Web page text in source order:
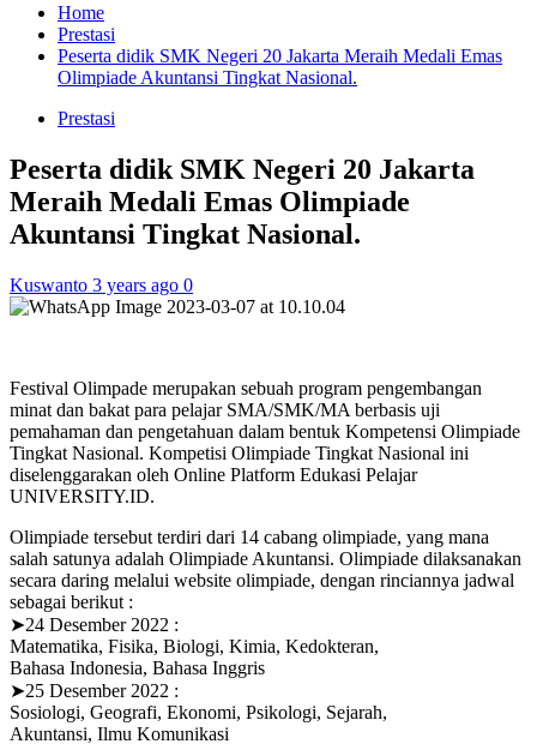
Home
Prestasi
Peserta didik SMK Negeri 20 Jakarta Meraih Medali Emas
Olimpiade Akuntansi Tingkat Nasional.
Prestasi
Peserta didik SMK Negeri 20 Jakarta
Meraih Medali Emas Olimpiade
Akuntansi Tingkat Nasional.
Kuswanto 3 years ago 0
Festival Olimpade merupakan sebuah program pengembangan
minat dan bakat para pelajar SMA/SMK/MA berbasis uji
pemahaman dan pengetahuan dalam bentuk Kompetensi Olimpiade
Tingkat Nasional. Kompetisi Olimpiade Tingkat Nasional ini
diselenggarakan oleh Online Platform Edukasi Pelajar
UNIVERSITY.ID.
Olimpiade tersebut terdiri dari 14 cabang olimpiade, yang mana
salah satunya adalah Olimpiade Akuntansi. Olimpiade dilaksanakan
secara daring melalui website olimpiade, dengan rinciannya jadwal
sebagai berikut :
➤24 Desember 2022 :
Matematika, Fisika, Biologi, Kimia, Kedokteran,
Bahasa Indonesia, Bahasa Inggris
➤25 Desember 2022 :
Sosiologi, Geografi, Ekonomi, Psikologi, Sejarah,
Akuntansi, Ilmu Komunikasi